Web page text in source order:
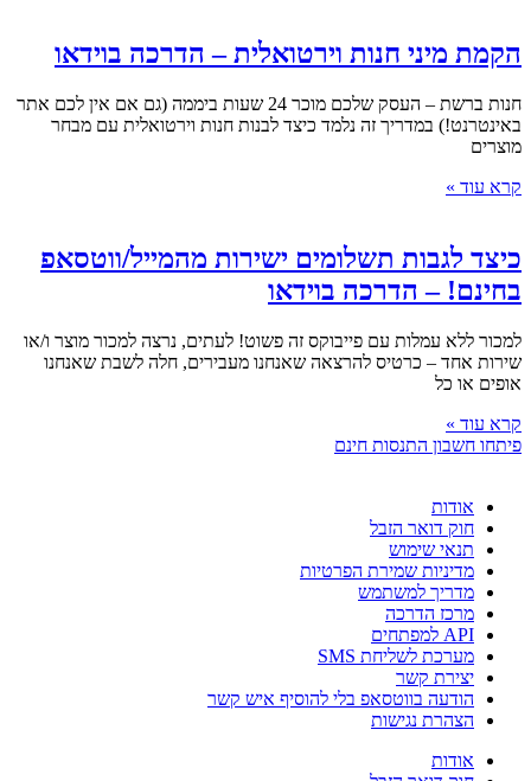
הקמת מיני חנות וירטואלית – הדרכה בוידאו
חנות ברשת – העסק שלכם מוכר 24 שעות ביממה (גם אם אין לכם אתר
באינטרנט!) במדריך זה נלמד כיצד לבנות חנות וירטואלית עם מבחר
מוצרים
קרא עוד »
כיצד לגבות תשלומים ישירות מהמייל/ווטסאפ
בחינם! – הדרכה בוידאו
למכור ללא עמלות עם פייבוקס זה פשוט! לעתים, נרצה למכור מוצר ו/או
שירות אחד – כרטיס להרצאה שאנחנו מעבירים, חלה לשבת שאנחנו
אופים או כל
קרא עוד »
פיתחו חשבון התנסות חינם
אודות
חוק דואר הזבל
תנאי שימוש
מדיניות שמירת הפרטיות
מדריך למשתמש
מרכז הדרכה
API למפתחים
מערכת לשליחת SMS
יצירת קשר
הודעה בווטסאפ בלי להוסיף איש קשר
הצהרת נגישות
אודות